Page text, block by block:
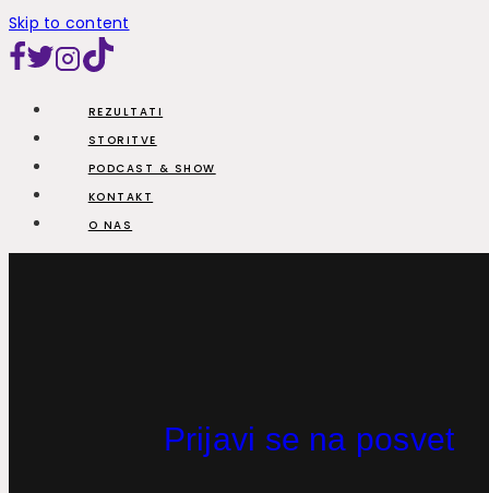
Skip to content
REZULTATI
STORITVE
PODCAST & SHOW
KONTAKT
O NAS
Prijavi se na posvet